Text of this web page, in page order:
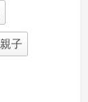
親子